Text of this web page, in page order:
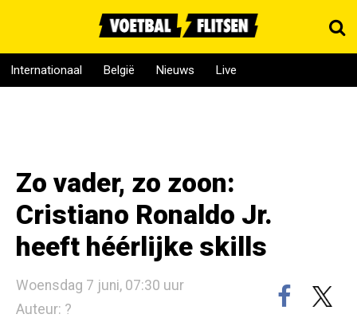
Internationaal België Nieuws Live
Zo vader, zo zoon:
Cristiano Ronaldo Jr.
heeft héérlijke skills
Woensdag 7 juni, 07:30 uur
Auteur: ?